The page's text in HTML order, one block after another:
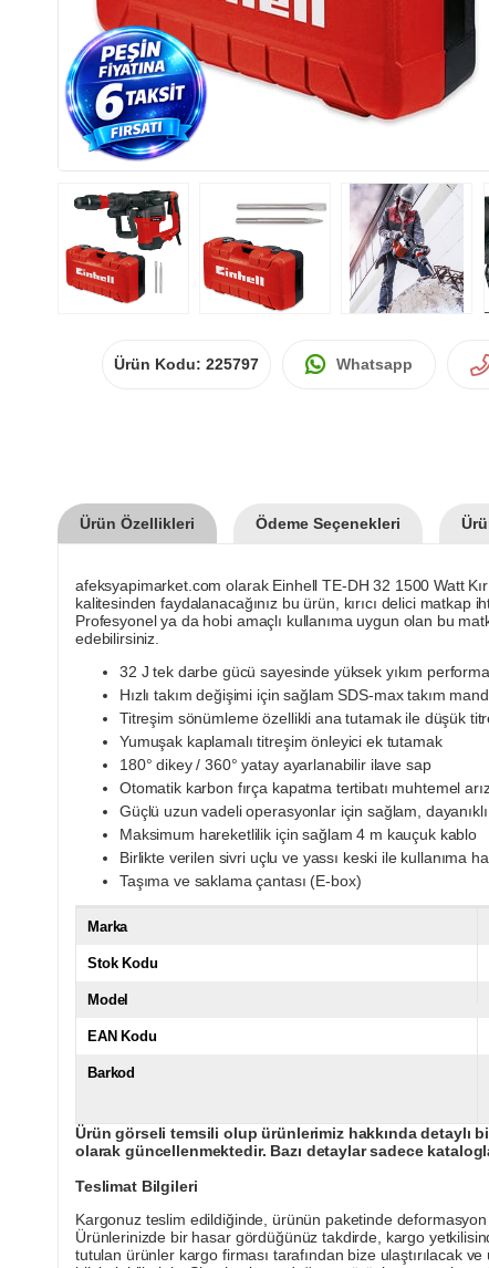
Ürün Kodu: 225797 Whatsapp
Ürün Özellikleri Ödeme Seçenekleri
afeksyapimarket.com olarak Einhell TE-DH 32 1500 Watt
kalitesinden faydalanacağınız bu ürün, kırıcı delici matkap
Profesyonel ya da hobi amaçlı kullanıma uygun olan bu
edebilirsiniz.
32 J tek darbe gücü sayesinde yüksek yıkım
Hızlı takım değişimi için sağlam SDS-max takım
Titreşim sönümleme özellikli ana tutamak ile düşük
Yumuşak kaplamalı titreşim önleyici ek tutamak
180° dikey / 360° yatay ayarlanabilir ilave sap
Otomatik karbon fırça kapatma tertibatı muhtemel
Güçlü uzun vadeli operasyonlar için sağlam, dayanıklı
Maksimum hareketlilik için sağlam 4 m kauçuk kablo
Birlikte verilen sivri uçlu ve yassı keski ile kullanıma
Taşıma ve saklama çantası (E-box)
Marka
Stok Kodu
Model
EAN Kodu
Barkod
Ürün görseli temsili olup ürünlerimiz hakkında detaylı
olarak güncellenmektedir. Bazı detaylar sadece
Teslimat Bilgileri
Kargonuz teslim edildiğinde, ürünün paketinde
Ürünlerinizde bir hasar gördüğünüz takdirde, kargo
tutulan ürünler kargo firması tarafından bize ulaştırılacak